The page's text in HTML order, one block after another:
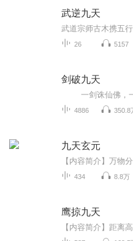
武逆九天
26 5157
剑破九天
4886 350.8
九天玄元
434 8.8万
鹰掠九天